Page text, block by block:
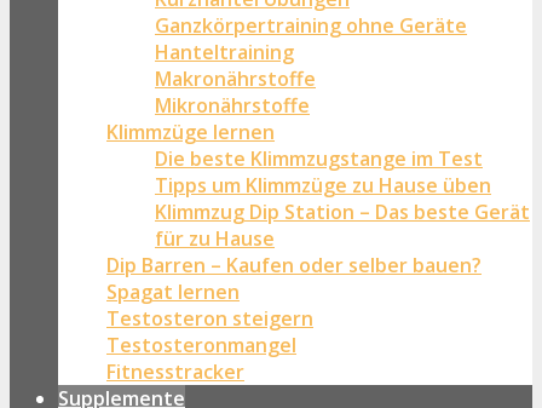
Ganzkörpertraining ohne Geräte
Hanteltraining
Makronährstoffe
Mikronährstoffe
Klimmzüge lernen
Die beste Klimmzugstange im Test
Tipps um Klimmzüge zu Hause üben
Klimmzug Dip Station – Das beste Gerät
für zu Hause
Dip Barren – Kaufen oder selber bauen?
Spagat lernen
Testosteron steigern
Testosteronmangel
Fitnesstracker
Supplemente